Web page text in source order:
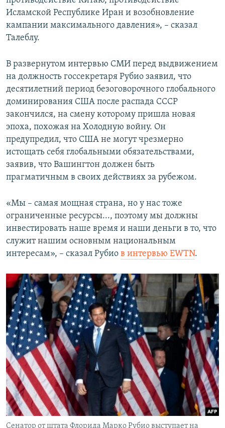
Исламской Республике Иран и возобновление
кампании максимального давления», – сказал
Талеблу.
В развернутом интервью СМИ перед выдвижением
на должность госсекретаря Рубио заявил, что
десятилетний период безоговорочного глобального
доминирования США после распада СССР
закончился, на смену которому пришла новая
эпоха, похожая на Холодную войну. Он
предупредил, что США не могут чрезмерно
истощать себя глобальными обязательствами,
заявив, что Вашингтон должен быть
прагматичным в своих действиях за рубежом.
«Мы – самая мощная страна, но у нас тоже
ограниченные ресурсы..., поэтому мы должны
инвестировать наше время и наши деньги в то, что
служит нашим основным национальным
интересам», – сказал Рубио в интервью EWTN.
Сенатор от штата Флорида Марко Рубио выступает на